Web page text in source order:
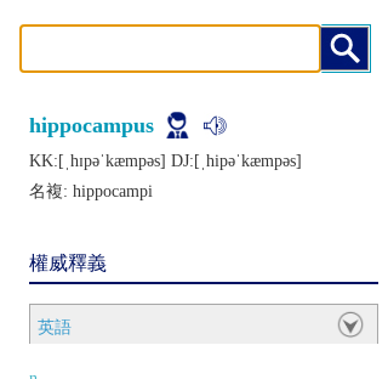
hippocampus
KK:[ˌhɪpǝˈkæmpǝs] DJ:[ˌhipǝˈkæmpǝs]
名複: hippocampi
權威釋義
英語